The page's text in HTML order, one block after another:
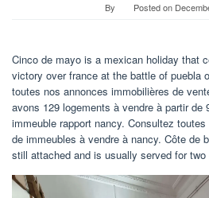
By Posted on
Cinco de mayo is a mexican holiday that
victory over france at the battle of puebla
toutes nos annonces immobilières de
avons 129 logements à vendre à partir de
immeuble rapport nancy. Consultez
de immeubles à vendre à nancy. Côte de
still attached and is usually served for two